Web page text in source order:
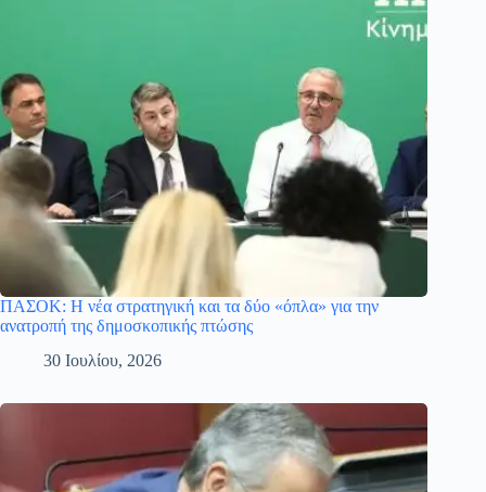
ΠΑΣΟΚ: Η νέα στρατηγική και τα δύο «όπλα» για την
ανατροπή της δημοσκοπικής πτώσης
30 Ιουλίου, 2026